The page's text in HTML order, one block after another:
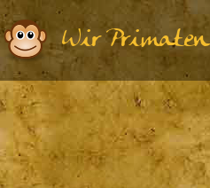
Wir Primaten